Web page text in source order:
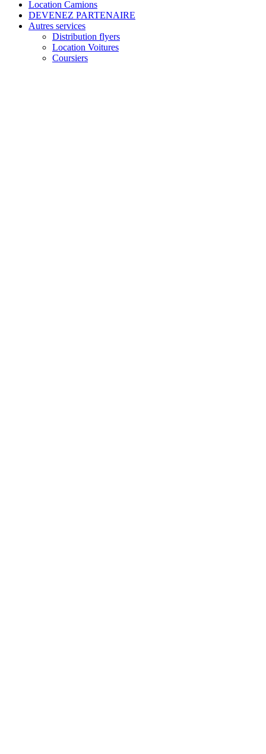
Location Camions
DEVENEZ PARTENAIRE
Autres services
Distribution flyers
Location Voitures
Coursiers